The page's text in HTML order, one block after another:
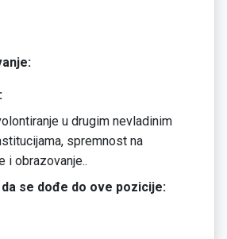
u drugim nevladinim
spremnost na
i obrazovanje..
se dođe do ove pozicije: